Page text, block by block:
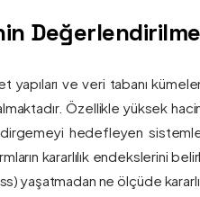
ve veri tabanı
Özellikle yüksek
hedefleyen
kararlılık endekslerini
yaşatmadan ne ölçüde kararlı